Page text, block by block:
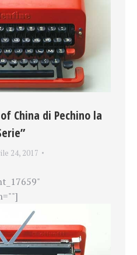
China di Pechino la
24, 2017